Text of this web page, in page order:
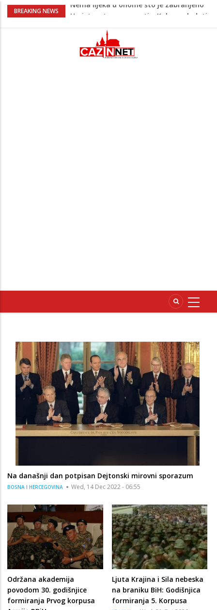
BREAKING NEWS
Umjetnost usporenosti – Kako savladati
Maloljetnik u policijskoj stanici napao
policajca i oštetio vrata
Razmišljate koji automobil kupiti? Nova
Na današnji dan potpisan Dejtonski mirovni sporazum
BOSNA I HERCEGOVINA Wed, 14 Dec 2022 - 06:55
Održana akademija
povodom 30. godišnjice
formiranja Prvog korpusa
Ljuta Krajina i Sila nebeska
na braniku BiH: Godišnjica
formiranja 5. Korpusa